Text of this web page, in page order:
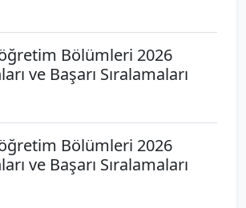
Bölümleri 2026
ve Başarı Sıralamaları
Bölümleri 2026
ve Başarı Sıralamaları